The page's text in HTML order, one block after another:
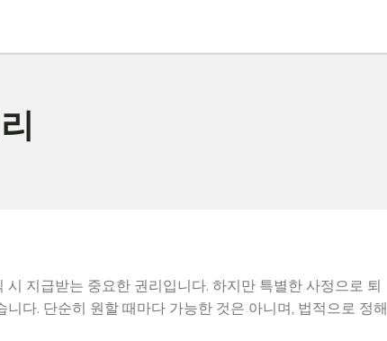
지급받는 중요한 권리입니다. 하지만 특별한 사정으로 퇴
다. 단순히 원할 때마다 가능한 것은 아니며, 법적으로 정해